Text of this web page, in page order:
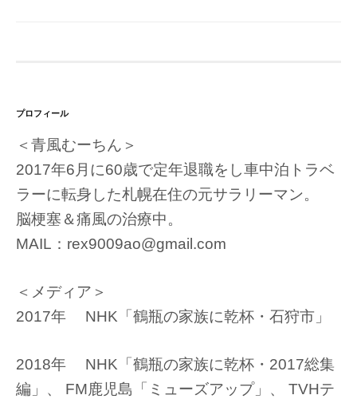
プロフィール
＜青風むーちん＞
2017年6月に60歳で定年退職をし車中泊トラベ
ラーに転身した札幌在住の元サラリーマン。
脳梗塞＆痛風の治療中。
MAIL：rex9009ao@gmail.com
＜メディア＞
2017年 NHK「鶴瓶の家族に乾杯・石狩市」
2018年 NHK「鶴瓶の家族に乾杯・2017総集
編」、 FM鹿児島「ミューズアップ」、 TVHテ